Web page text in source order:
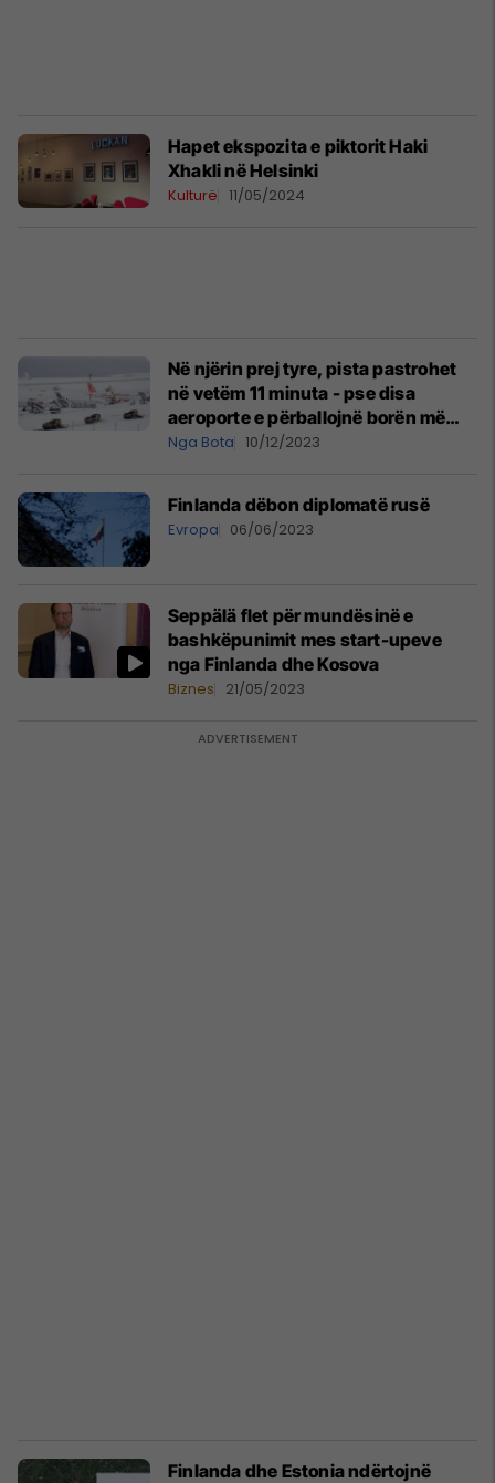
Hapet ekspozita e piktorit Haki
Xhakli në Helsinki
Kulturë 11/05/2024
Në njërin prej tyre, pista pastrohet
në vetëm 11 minuta - pse disa
aeroporte e përballojnë borën më
mirë se të tjerët?
Nga Bota 10/12/2023
Finlanda dëbon diplomatë rusë
Evropa 06/06/2023
Seppälä flet për mundësinë e
bashkëpunimit mes start-upeve
nga Finlanda dhe Kosova
Biznes 21/05/2023
Finlanda dhe Estonia ndërtojnë